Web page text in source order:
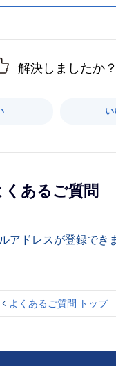
解決しましたか？
い
くあるご質問
アドレスが登録でき
よくあるご質問 トップ